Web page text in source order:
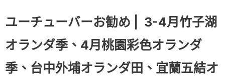
ユーチューバーお勧め |
3-4月竹子湖
オランダ季、4月桃園彩色オランダ
季、台中外埔オランダ田、宜蘭五結オ